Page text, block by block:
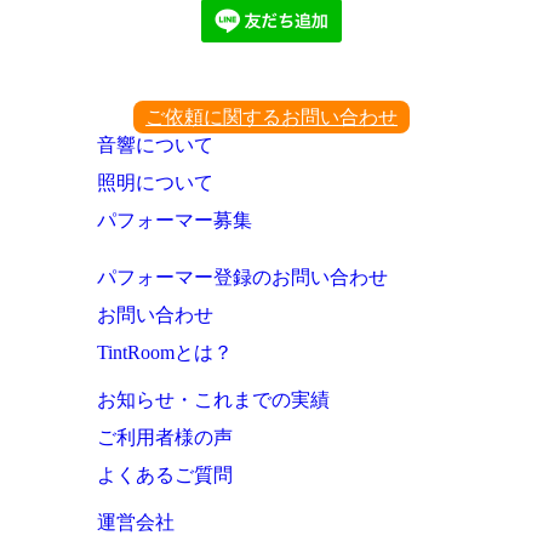
ご依頼に関するお問い合わせ
音響について
照明について
パフォーマー募集
パフォーマー登録のお問い合わせ
お問い合わせ
TintRoomとは？
お知らせ・これまでの実績
ご利用者様の声
よくあるご質問
運営会社